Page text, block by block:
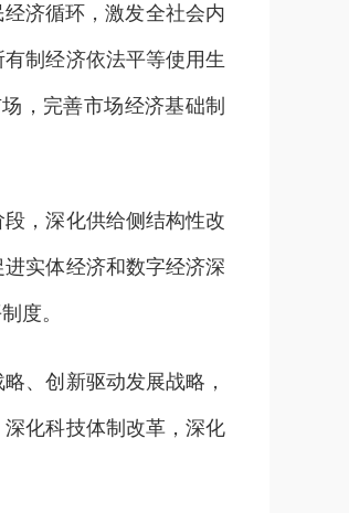
济循环，激发全社会内
制经济依法平等使用生
，完善市场经济基础制
，深化供给侧结构性改
实体经济和数字经济深
度。
、创新驱动发展战略，
化科技体制改革，深化